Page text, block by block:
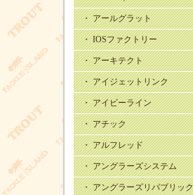
・ アールグラット
・ IOSファクトリー
・ アーキテクト
・ アイジェットリンク
・ アイビーライン
・ アチック
・ アルフレッド
・ アングラーズシステム
・ アングラーズリパブリック